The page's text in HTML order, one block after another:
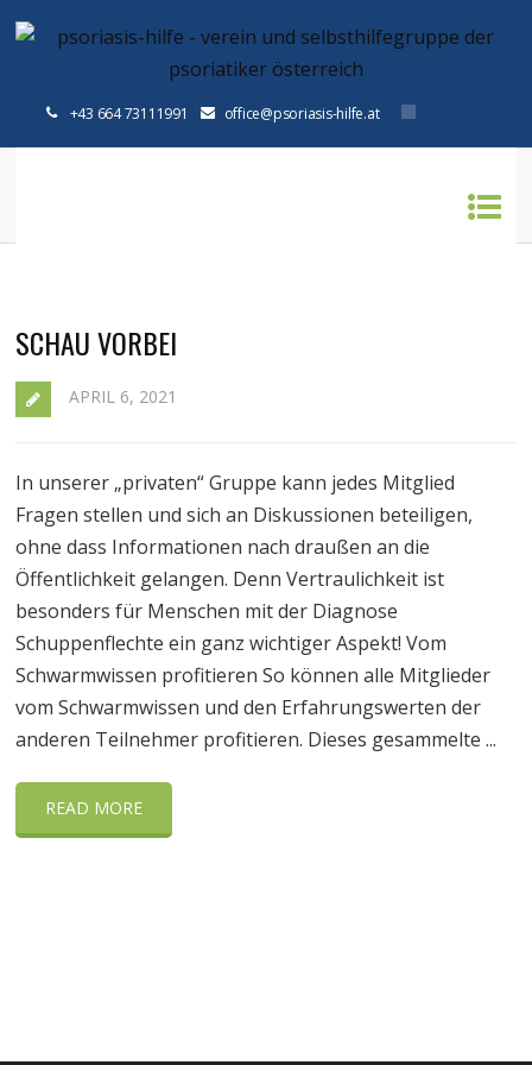
+43 664 73111991 office@psoriasis-hilfe.at
SCHAU VORBEI
APRIL 6, 2021
In unserer „privaten“ Gruppe kann jedes Mitglied
Fragen stellen und sich an Diskussionen beteiligen,
ohne dass Informationen nach draußen an die
Öffentlichkeit gelangen. Denn Vertraulichkeit ist
besonders für Menschen mit der Diagnose
Schuppenflechte ein ganz wichtiger Aspekt! Vom
Schwarmwissen profitieren So können alle Mitglieder
vom Schwarmwissen und den Erfahrungswerten der
anderen Teilnehmer profitieren. Dieses gesammelte ...
READ MORE